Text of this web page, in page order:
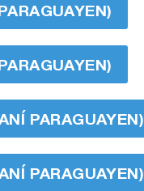
PARAGUAYEN)
PARAGUAYEN)